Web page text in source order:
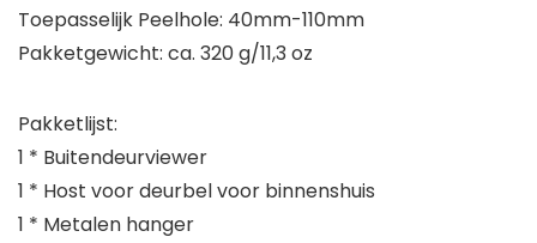
Toepasselijk Peelhole: 40mm-110mm
Pakketgewicht: ca. 320 g/11,3 oz
Pakketlijst:
1 * Buitendeurviewer
1 * Host voor deurbel voor binnenshuis
1 * Metalen hanger